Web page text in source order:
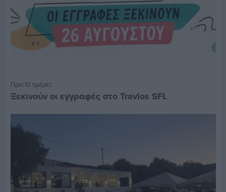
Πριν 10 ημέρες
Ξεκινούν οι εγγραφές στο Travlos SFL